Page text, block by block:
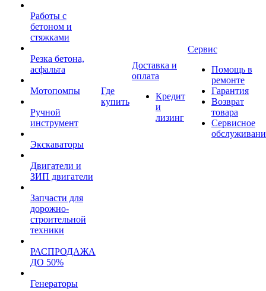
Работы с
бетоном и
стяжками
Резка бетона,
асфальта
Мотопомпы
Ручной
инструмент
Экскаваторы
Двигатели и
ЗИП двигатели
Запчасти для
дорожно-
строительной
техники
РАСПРОДАЖА
ДО 50%
Генераторы
Где
купить
Доставка и
оплата
Кредит
и
лизинг
Сервис
Помощь в
ремонте
Гарантия
Возврат
товара
Сервисное